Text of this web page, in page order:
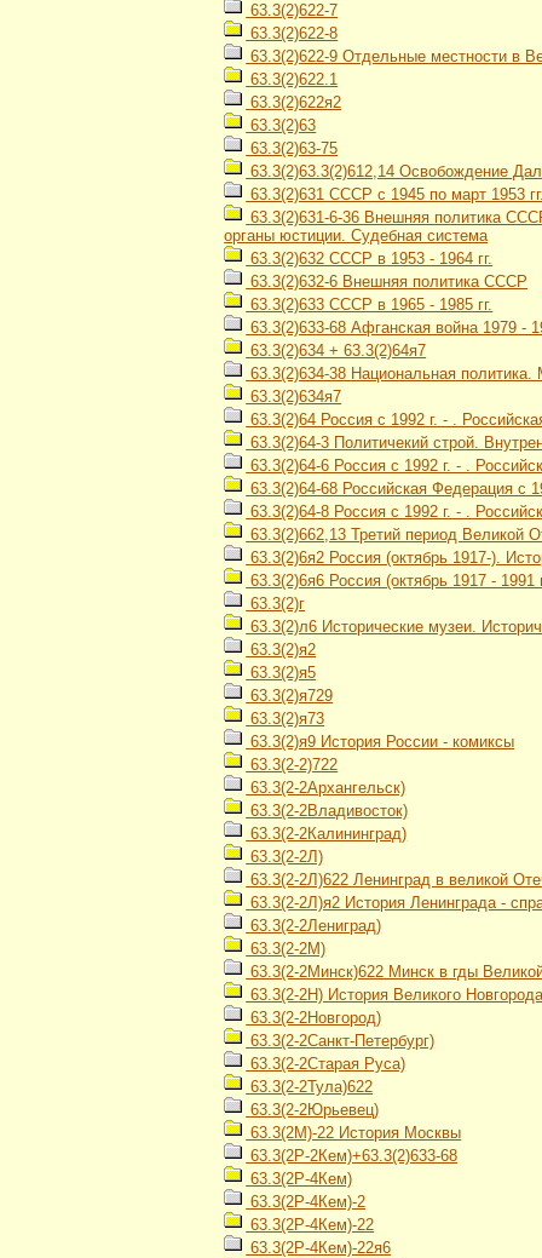
63.3(2)622-7
63.3(2)622-8
63.3(2)622-9 Отдельные местности в
63.3(2)622.1
63.3(2)622я2
63.3(2)63
63.3(2)63-75
63.3(2)63.3(2)612,14 Освобождение
63.3(2)631 СССР с 1945 по март 1953
63.3(2)631-6-36 Внешняя политика
органы юстиции. Судебная система
63.3(2)632 СССР в 1953 - 1964 гг.
63.3(2)632-6 Внешняя политика СССР
63.3(2)633 СССР в 1965 - 1985 гг.
63.3(2)633-68 Афганская война 1979 -
63.3(2)634 + 63.3(2)64я7
63.3(2)634-38 Национальная
63.3(2)634я7
63.3(2)64 Россия с 1992 г. - .
63.3(2)64-3 Политичекий строй.
63.3(2)64-6 Россия с 1992 г. - .
63.3(2)64-68 Российская Федерация с
63.3(2)64-8 Россия с 1992 г. - .
63.3(2)662,13 Третий период Великой
63.3(2)6я2 Россия (октябрь 1917-).
63.3(2)6я6 Россия (октябрь 1917 -
63.3(2)г
63.3(2)л6 Исторические музеи.
63.3(2)я2
63.3(2)я5
63.3(2)я729
63.3(2)я73
63.3(2)я9 История России - комиксы
63.3(2-2)722
63.3(2-2Архангельск)
63.3(2-2Владивосток)
63.3(2-2Калининград)
63.3(2-2Л)
63.3(2-2Л)622 Ленинград в великой
63.3(2-2Л)я2 История Ленинграда -
63.3(2-2Лениград)
63.3(2-2М)
63.3(2-2Минск)622 Минск в гды
63.3(2-2Н) История Великого
63.3(2-2Новгород)
63.3(2-2Санкт-Петербург)
63.3(2-2Старая Руса)
63.3(2-2Тула)622
63.3(2-2Юрьевец)
63.3(2М)-22 История Москвы
63.3(2Р-2Кем)+63.3(2)633-68
63.3(2Р-4Кем)
63.3(2Р-4Кем)-2
63.3(2Р-4Кем)-22
63.3(2Р-4Кем)-22я6